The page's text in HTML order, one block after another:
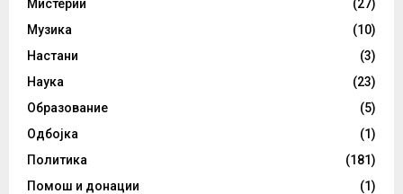
Мистерии
(27)
Музика
(10)
Настани
(3)
Наука
(23)
Образование
(5)
Одбојка
(1)
Политика
(181)
Помош и донации
(1)